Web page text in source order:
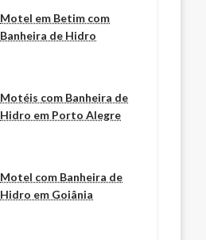
Motel em Betim com
Banheira de Hidro
Motéis com Banheira de
Hidro em Porto Alegre
Motel com Banheira de
Hidro em Goiânia